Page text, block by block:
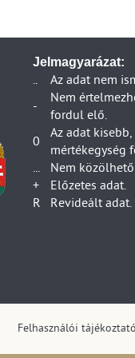
Jelmagyarázat:
..
Az adat nem
-
Nem
fordul elő.
0
Az adat
mértékegység
...
Nem
+
Előzetes adat.
R
Revideált adat.
Felhasználói